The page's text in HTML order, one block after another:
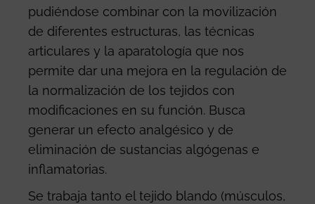
pudiéndose combinar con la movilización
de diferentes estructuras, las técnicas
articulares y la aparatología que nos
permite dar una mejora en la regulación de
la normalización de los tejidos con
modificaciones en su función. Busca
generar un efecto analgésico y de
eliminación de sustancias algógenas e
inflamatorias.
Se trabaja tanto el tejido blando (músculos,